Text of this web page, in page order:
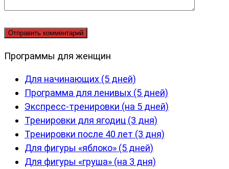
Программы для женщин
Для начинающих (5 дней)
Программа для ленивых (5 дней)
Экспресс-тренировки (на 5 дней)
Тренировки для ягодиц (3 дня)
Тренировки после 40 лет (3 дня)
Для фигуры «яблоко» (5 дней)
Для фигуры «груша» (на 3 дня)